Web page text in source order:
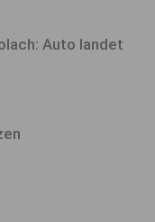
Auto landet